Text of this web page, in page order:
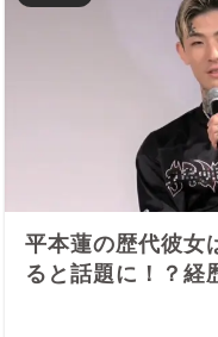
平本蓮の歴代彼女
ると話題に！？経